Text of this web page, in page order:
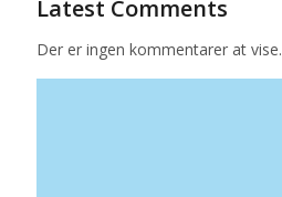
Latest Comments
Der er ingen kommentarer at vise.